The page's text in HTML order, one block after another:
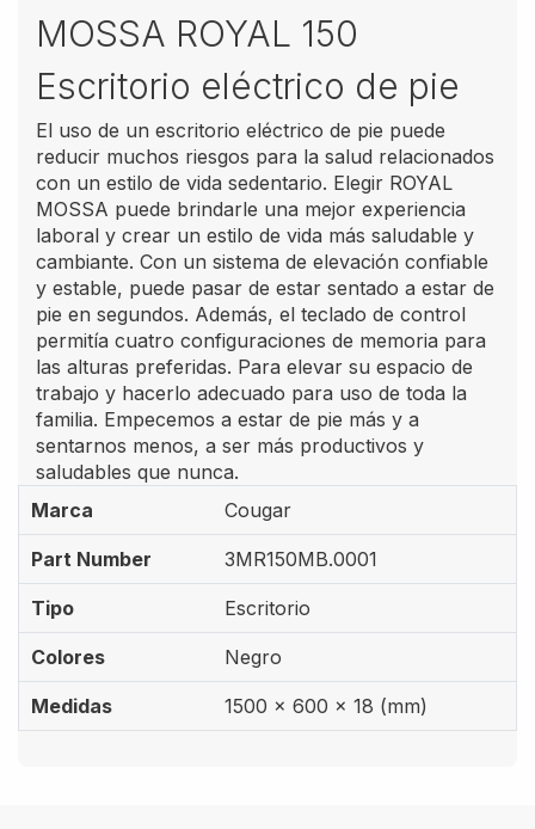
MOSSA ROYAL 150
Escritorio eléctrico de pie
El uso de un escritorio eléctrico de pie puede
reducir muchos riesgos para la salud relacionados
con un estilo de vida sedentario. Elegir ROYAL
MOSSA puede brindarle una mejor experiencia
laboral y crear un estilo de vida más saludable y
cambiante. Con un sistema de elevación confiable
y estable, puede pasar de estar sentado a estar de
pie en segundos. Además, el teclado de control
permitía cuatro configuraciones de memoria para
las alturas preferidas. Para elevar su espacio de
trabajo y hacerlo adecuado para uso de toda la
familia. Empecemos a estar de pie más y a
sentarnos menos, a ser más productivos y
saludables que nunca.
Marca
Cougar
Part Number 3MR150MB.0001
Tipo Escritorio
Colores Negro
Medidas 1500 x 600 x 18 (mm)